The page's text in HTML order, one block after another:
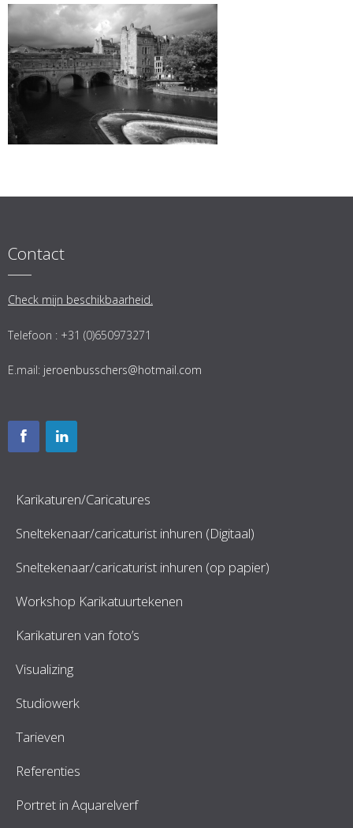
Contact
Check mijn beschikbaarheid.
Telefoon : +31 (0)650973271
E.mail: jeroenbusschers@hotmail.com
Karikaturen/Caricatures
Sneltekenaar/caricaturist inhuren (Digitaal)
Sneltekenaar/caricaturist inhuren (op papier)
Workshop Karikatuurtekenen
Karikaturen van foto’s
Visualizing
Studiowerk
Tarieven
Referenties
Portret in Aquarelverf